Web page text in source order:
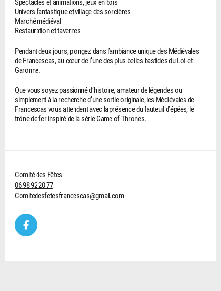
Spectacles et animations, jeux en bois
Univers fantastique et village des sorcières
Marché médiéval
Restauration et tavernes
Pendant deux jours, plongez dans l’ambiance unique des Médiévales
de Francescas, au cœur de l’une des plus belles bastides du Lot-et-
Garonne.
Que vous soyez passionné d’histoire, amateur de légendes ou
simplement à la recherche d’une sortie originale, les Médiévales de
Francescas vous attendent avec la présence du fauteuil d’épées, le
trône de fer inspiré de la série Game of Thrones.
Comité des Fêtes
06 98 92 20 77
Comitedesfetesfrancescas@gmail.com